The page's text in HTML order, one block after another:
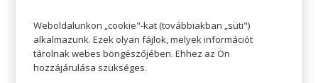
+36 56 343 152
 Nincs megadva
Weboldalunkon „cookie"-kat (továbbiakban „süti")
alkalmazunk. Ezek olyan fájlok, melyek információt
tárolnak webes böngészőjében. Ehhez az Ön
hozzájárulása szükséges.